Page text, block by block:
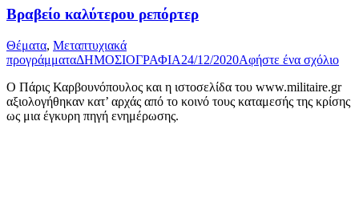
Βραβείο καλύτερου ρεπόρτερ
Θέματα, Μεταπτυχιακά
προγράμματαΔΗΜΟΣΙΟΓΡΑΦΙΑ24/12/2020Αφήστε ένα σχόλιο
Ο Πάρις Καρβουνόπουλος και η ιστοσελίδα του www.militaire.gr
αξιολογήθηκαν κατ’ αρχάς από το κοινό τους καταμεσής της κρίσης
ως μια έγκυρη πηγή ενημέρωσης.